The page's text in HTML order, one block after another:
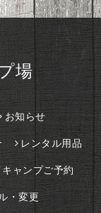
場
お知らせ
レンタル用品
ャンプご予約
・変更